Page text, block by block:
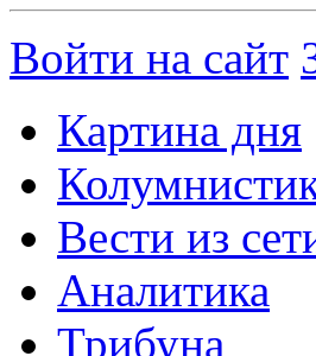
Войти на сайт
Картина дня
Вести из
Аналитика
Трибуна